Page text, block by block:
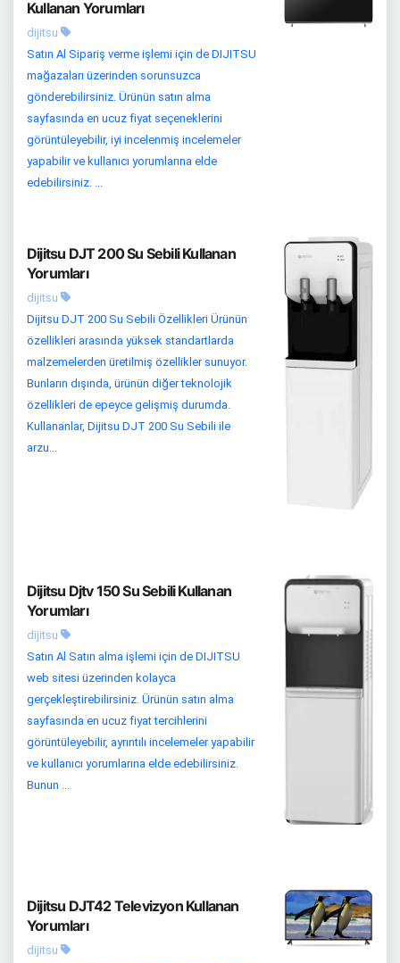
Kullanan Yorumları
dijitsu
Satın Al Sipariş verme işlemi için de DIJITSU
mağazaları üzerinden sorunsuzca
gönderebilirsiniz. Ürünün satın alma
sayfasında en ucuz fiyat seçeneklerini
görüntüleyebilir, iyi incelenmiş incelemeler
yapabilir ve kullanıcı yorumlarına elde
edebilirsiniz. ...
Dijitsu DJT 200 Su Sebili Kullanan
Yorumları
dijitsu
Dijitsu DJT 200 Su Sebili Özellikleri Ürünün
özellikleri arasında yüksek standartlarda
malzemelerden üretilmiş özellikler sunuyor.
Bunların dışında, ürünün diğer teknolojik
özellikleri de epeyce gelişmiş durumda.
Kullananlar, Dijitsu DJT 200 Su Sebili ile
arzu...
Dijitsu Djtv 150 Su Sebili Kullanan
Yorumları
dijitsu
Satın Al Satın alma işlemi için de DIJITSU
web sitesi üzerinden kolayca
gerçekleştirebilirsiniz. Ürünün satın alma
sayfasında en ucuz fiyat tercihlerini
görüntüleyebilir, ayrıntılı incelemeler yapabilir
ve kullanıcı yorumlarına elde edebilirsiniz.
Bunun ...
Dijitsu DJT42 Televizyon Kullanan
Yorumları
dijitsu